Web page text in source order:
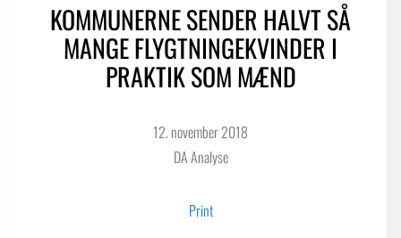
KONTAKT OG PRESSE
LOGIN FOR MEDLEMSORGANISATIONER
KOMMUNERNE SENDER HALVT SÅ
MANGE FLYGTNINGEKVINDER I
PRAKTIK SOM MÆND
12. november 2018
DA Analyse
Print